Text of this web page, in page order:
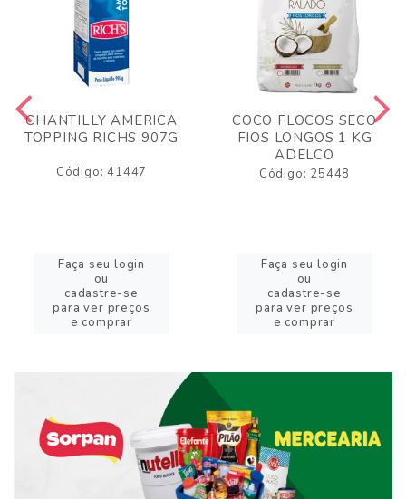
CHANTILLY AMERICA
TOPPING RICHS 907G
Código: 41447
Faça seu login
ou
cadastre-se
para ver preços
e comprar
COCO FLOCOS SECO
FIOS LONGOS 1 KG
ADELCO
Código: 25448
Faça seu login
ou
cadastre-se
para ver preços
e comprar